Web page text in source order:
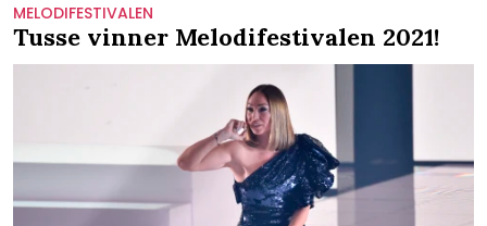
MELODIFESTIVALEN
Tusse vinner Melodifestivalen 2021!